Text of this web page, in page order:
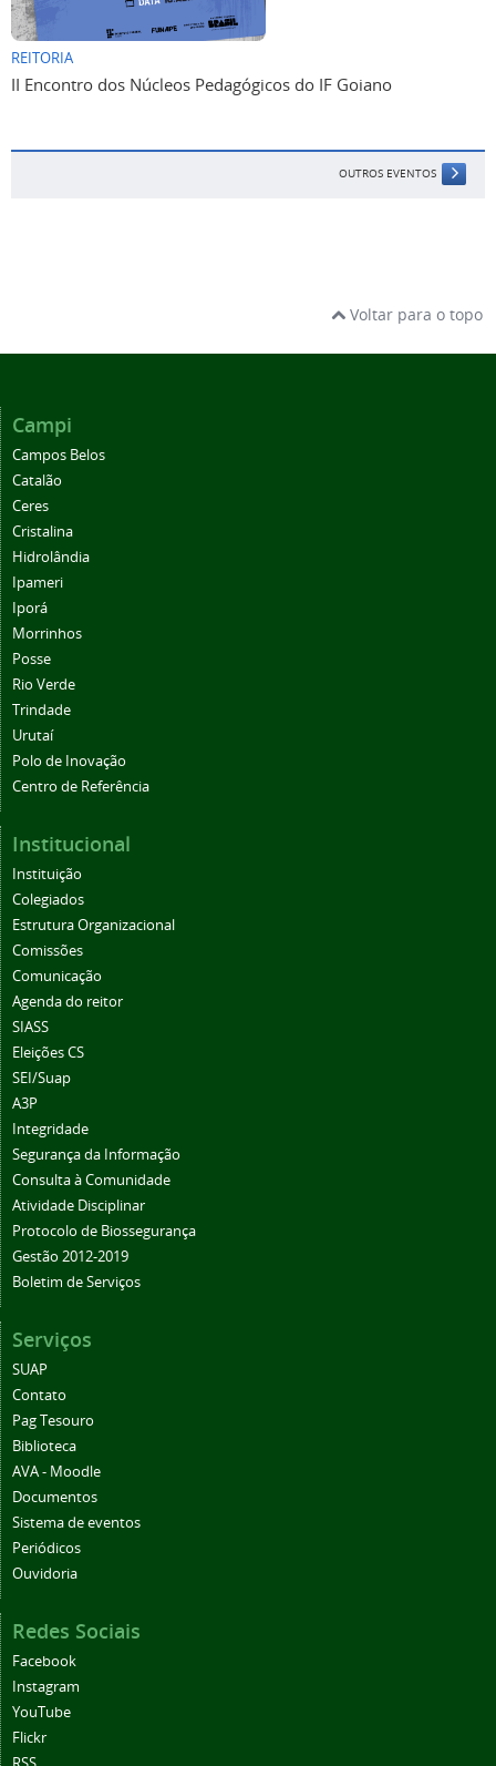
REITORIA
II Encontro dos Núcleos Pedagógicos do IF Goiano
OUTROS EVENTOS
Voltar para o topo
Campi
Campos Belos
Catalão
Ceres
Cristalina
Hidrolândia
Ipameri
Iporá
Morrinhos
Posse
Rio Verde
Trindade
Urutaí
Polo de Inovação
Centro de Referência
Institucional
Instituição
Colegiados
Estrutura Organizacional
Comissões
Comunicação
Agenda do reitor
SIASS
Eleições CS
SEI/Suap
A3P
Integridade
Segurança da Informação
Consulta à Comunidade
Atividade Disciplinar
Protocolo de Biossegurança
Gestão 2012-2019
Boletim de Serviços
Serviços
SUAP
Contato
Pag Tesouro
Biblioteca
AVA - Moodle
Documentos
Sistema de eventos
Periódicos
Ouvidoria
Redes Sociais
Facebook
Instagram
YouTube
Flickr